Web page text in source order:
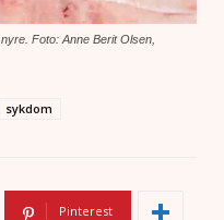
Foto: Anne Berit Olsen,
sykdom
Pinterest